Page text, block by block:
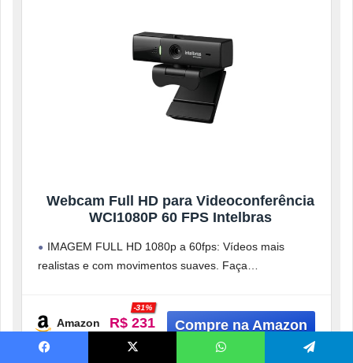
Webcam Full HD para Videoconferência
WCI1080P 60 FPS Intelbras
IMAGEM FULL HD 1080p a 60fps: Vídeos mais
realistas e com movimentos suaves. Faça
Amazon R$ 231
-31%